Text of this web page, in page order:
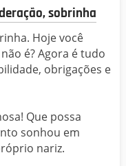
sobrinha
Hoje você
é? Agora é tudo
obrigações e
Que possa
sonhou em
nariz.